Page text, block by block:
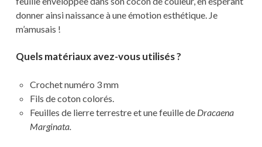
donner ainsi naissance à une émotion esthétique. Je
m’amusais !
Quels matériaux avez-vous utilisés ?
Crochet numéro 3 mm
Fils de coton colorés.
Feuilles de lierre terrestre et une feuille de Dracaena
Marginata.